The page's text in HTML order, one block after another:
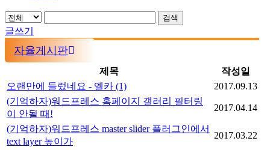
검색
글쓰기
자율게시판
제목
작성일
오랜만에 들렀네요 - 엘카 (1)
2017.09.13
(기억하자)워드프레스 홈페이지 갤러리 필터링
이 안될 때!
2017.04.14
(기억하자)워드프레스 master slider 플러그인에서
text layer 높이가
2017.03.22